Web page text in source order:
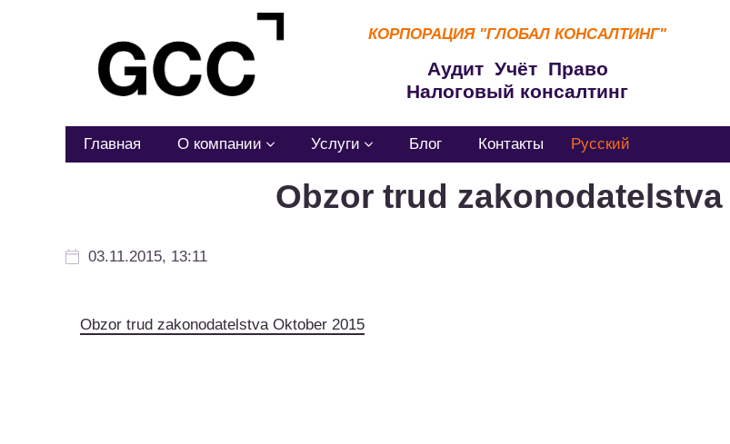
КОРПОРАЦИЯ "ГЛОБАЛ КОНСАЛТИНГ"
Аудит Учёт Право
Налоговый консалтинг
Главная О компании Услуги Блог Контакты Русский
Obzor trud zakonodatelstva
03.11.2015, 13:11
Obzor trud zakonodatelstva Oktober 2015